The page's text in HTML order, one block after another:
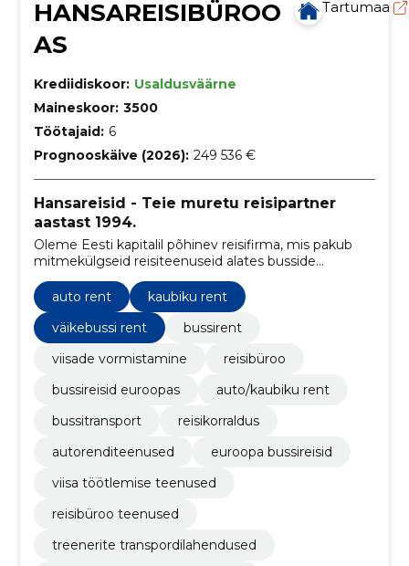
HANSAREISIBÜROO
AS
Tartumaa
Krediidiskoor: Usaldusväärne
Maineskoor: 3500
Töötajaid: 6
Prognooskäive (2026): 249 536 €
Hansareisid - Teie muretu reisipartner
aastast 1994.
Oleme Eesti kapitalil põhinev reisifirma, mis pakub
mitmekülgseid reisiteenuseid alates busside
majutuse, viisade ning reisikindlustuseni.
auto rent
kaubiku rent
väikebussi rent
bussirent
viisade vormistamine
reisibüroo
bussireisid euroopas
auto/kaubiku rent
bussitransport
reisikorraldus
autorenditeenused
euroopa bussireisid
viisa töötlemise teenused
reisibüroo teenused
treenerite transpordilahendused